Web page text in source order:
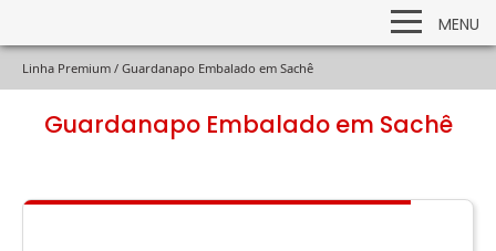
MENU
Linha Premium / Guardanapo Embalado em Sachê
Guardanapo Embalado em Sachê